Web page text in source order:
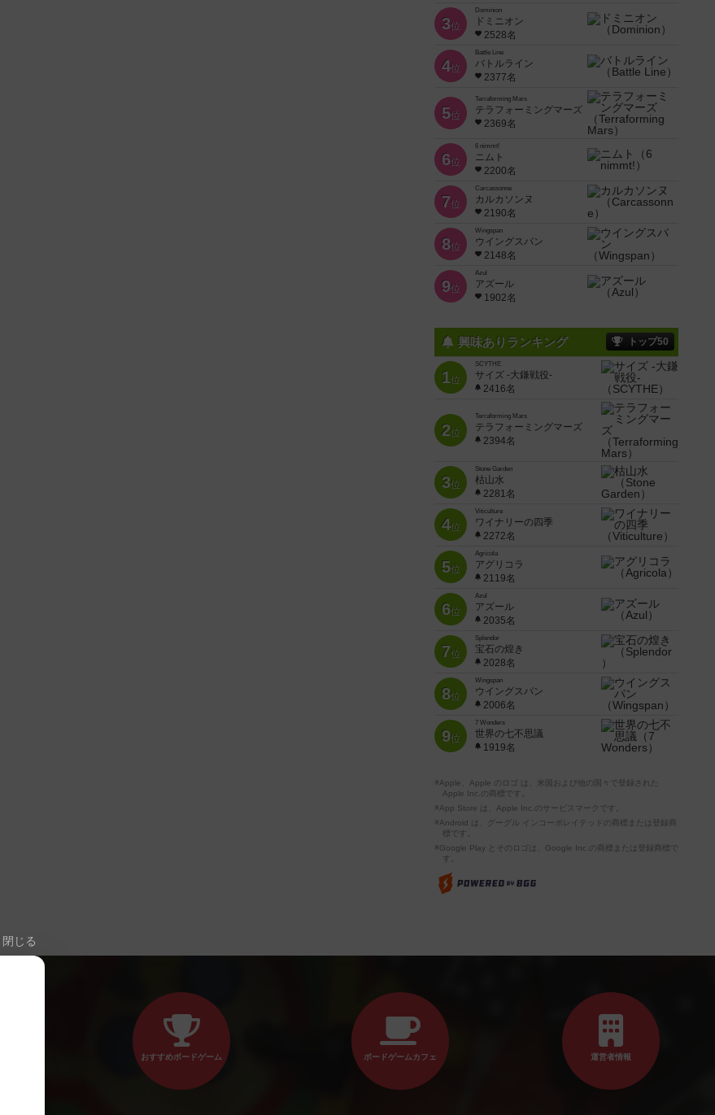
3位
Dominion
ドミニオン
2528名
4位
Battle Line
バトルライン
2377名
5位
Terraforming Mars
テラフォーミングマーズ
2369名
6位
6 nimmt!
ニムト
2200名
7位
Carcassonne
カルカソンヌ
2190名
8位
Wingspan
ウイングスパン
2148名
9位
Azul
アズール
1902名
興味ありランキング トップ50
1位
SCYTHE
サイズ -大鎌戦役-
2416名
2位
Terraforming Mars
テラフォーミングマーズ
2394名
3位
Stone Garden
枯山水
2281名
4位
Viticulture
ワイナリーの四季
2272名
5位
Agricola
アグリコラ
2119名
6位
Azul
アズール
2035名
7位
Splendor
宝石の煌き
2028名
8位
Wingspan
ウイングスパン
2006名
9位
7 Wonders
世界の七不思議
1919名
※Apple、Apple のロゴ は、米国および他の国々で登録された
Apple Inc.の商標です。
※App Store は、Apple Inc.のサービスマークです。
※Android は、グーグル インコーポレイテッドの商標または登録商
標です。
※Google Play とそのロゴは、Google Inc.の商標または登録商標で
す。
閉じる
おすすめボードゲーム ボードゲームカフェ 運営者情報